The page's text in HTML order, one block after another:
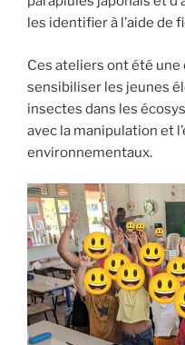
les identifier à l’aide de
Ces ateliers ont été
sensibiliser les jeunes
insectes dans les
avec la manipulation et
environnementaux.